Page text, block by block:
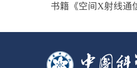
书籍《空间X射线通